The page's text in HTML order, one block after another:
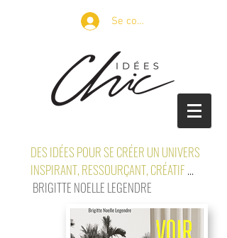
Se connecter
DES IDÉES POUR SE CRÉER UN UNIVERS
INSPIRANT, RESSOURÇANT, CRÉATIF ...
BRIGITTE NOELLE LEGENDRE